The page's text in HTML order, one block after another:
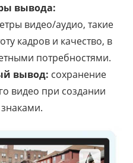
вывода:
видео/аудио, такие
кадров и качество, в
потребностями.
вывод: сохранение
видео при создании